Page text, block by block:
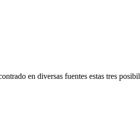
en diversas fuentes estas tres